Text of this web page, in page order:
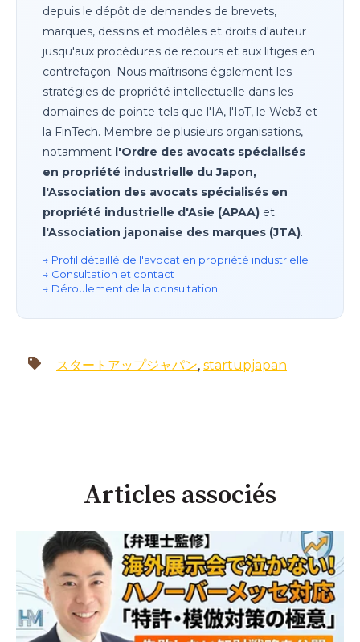
depuis le dépôt de demandes de brevets,
marques, dessins et modèles et droits d'auteur
jusqu'aux procédures de recours et aux litiges en
contrefaçon. Nous maîtrisons également les
stratégies de propriété intellectuelle dans les
domaines de pointe tels que l'IA, l'IoT, le Web3 et
la FinTech. Membre de plusieurs organisations,
notamment l'Ordre des avocats spécialisés
en propriété industrielle du Japon,
l'Association des avocats spécialisés en
propriété industrielle d'Asie (APAA) et
l'Association japonaise des marques (JTA).
→ Profil détaillé de l'avocat en propriété industrielle
→ Consultation et contact
→ Déroulement de la consultation
スタートアップジャパン, startupjapan
Articles associés